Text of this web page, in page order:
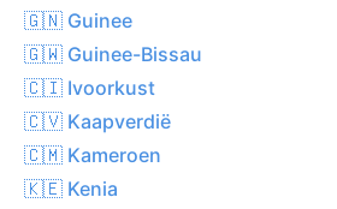
🇬🇳 Guinee
🇬🇼 Guinee-Bissau
🇨🇮 Ivoorkust
🇨🇻 Kaapverdië
🇨🇲 Kameroen
🇰🇪 Kenia